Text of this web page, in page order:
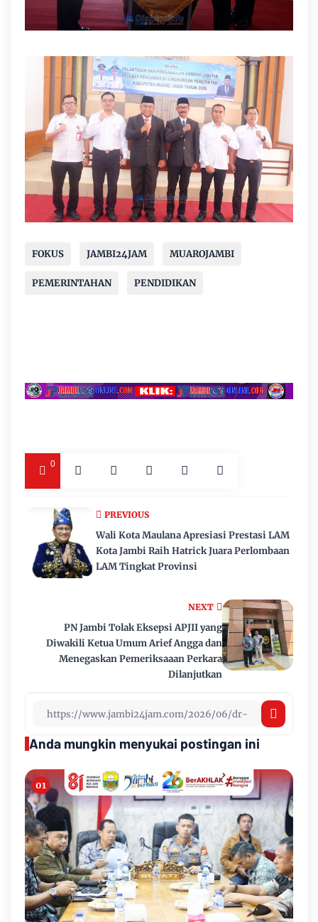
FOKUS JAMBI24JAM MUAROJAMBI
PEMERINTAHAN PENDIDIKAN
0
NEXT
PN Jambi Tolak Eksepsi APJII yang
Diwakili Ketua Umum Arief Angga dan
Menegaskan Pemeriksaaan Perkara
Dilanjutkan
PREVIOUS
Wali Kota Maulana Apresiasi Prestasi LAM
Kota Jambi Raih Hatrick Juara Perlombaan
LAM Tingkat Provinsi
Anda mungkin menyukai postingan ini